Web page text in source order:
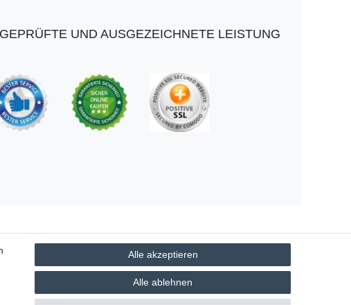
GEPRÜFTE UND AUSGEZEICHNETE LEISTUNG
Alle akzeptieren
Alle ablehnen